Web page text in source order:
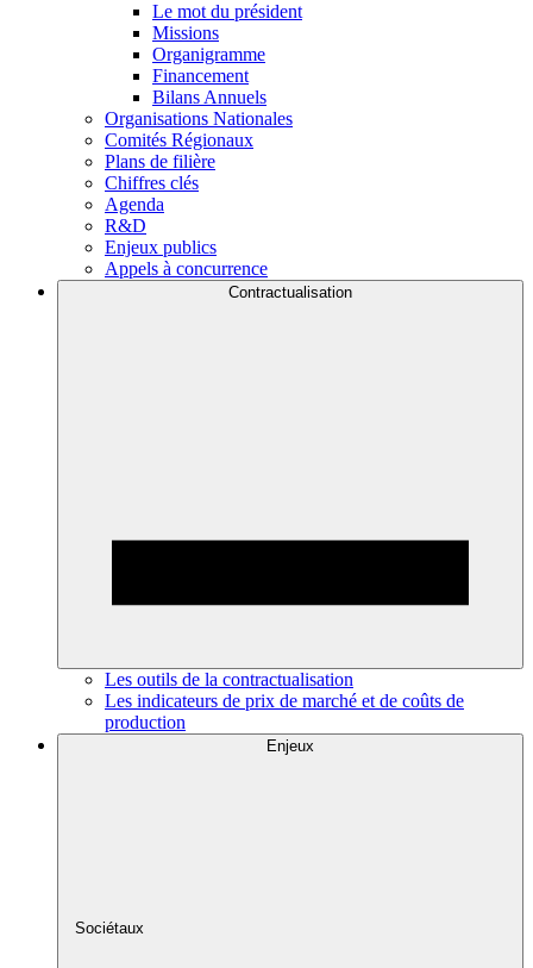
Le mot du président
Missions
Organigramme
Financement
Bilans Annuels
Organisations Nationales
Comités Régionaux
Plans de filière
Chiffres clés
Agenda
R&D
Enjeux publics
Appels à concurrence
Contractualisation
Les outils de la contractualisation
Les indicateurs de prix de marché et de coûts de
production
Enjeux
Sociétaux